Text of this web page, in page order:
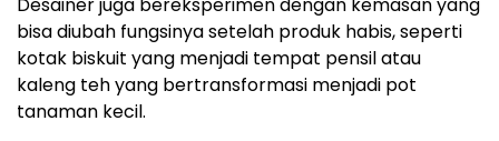
bisa diubah fungsinya setelah produk habis, seperti
kotak biskuit yang menjadi tempat pensil atau
kaleng teh yang bertransformasi menjadi pot
tanaman kecil.